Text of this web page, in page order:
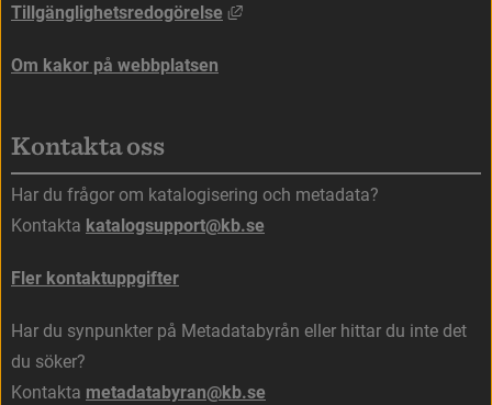
Tillgänglighetsredogörelse Länk till annan webbplats,
Om kakor på webbplatsen
Kontakta oss
Har du frågor om katalogisering och metadata?
Kontakta katalogsupport@kb.se
Fler kontaktuppgifter
Har du synpunkter på Metadatabyrån eller hittar du inte det
du söker?
Kontakta metadatabyran@kb.se